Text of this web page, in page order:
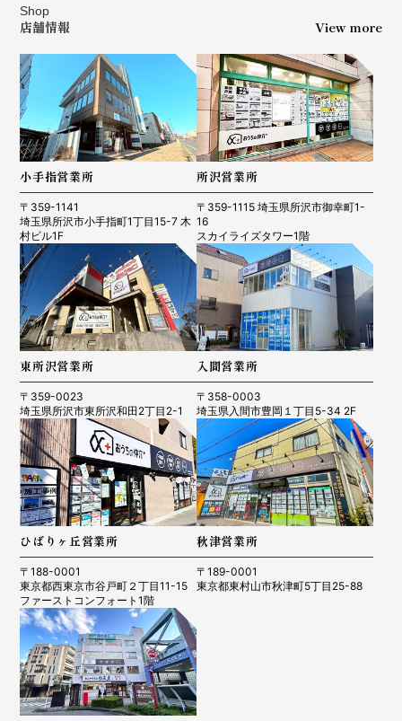
Shop
店舗情報 View more
小手指営業所
〒359-1141
埼玉県所沢市小手指町1丁目15-7 木
村ビル1F
所沢営業所
〒359-1115 埼玉県所沢市御幸町1-
16
スカイライズタワー1階
東所沢営業所
〒359-0023
埼玉県所沢市東所沢和田2丁目2-1
入間営業所
〒358-0003
埼玉県入間市豊岡１丁目5-34 2F
ひばりヶ丘営業所
〒188-0001
東京都西東京市谷戸町２丁目11-15
ファーストコンフォート1階
秋津営業所
〒189-0001
東京都東村山市秋津町5丁目25-88